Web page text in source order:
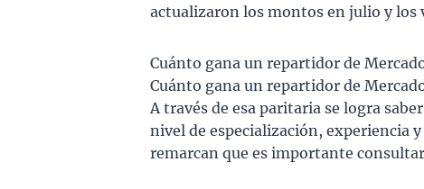
actualizaron los montos en julio y los
Cuánto gana un repartidor de
Cuánto gana un repartidor de
A través de esa paritaria se logra
nivel de especialización, experiencia
remarcan que es importante